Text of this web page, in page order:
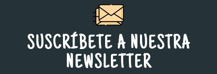
SUSCRÍBETE A NUESTRA
NEWSLETTER